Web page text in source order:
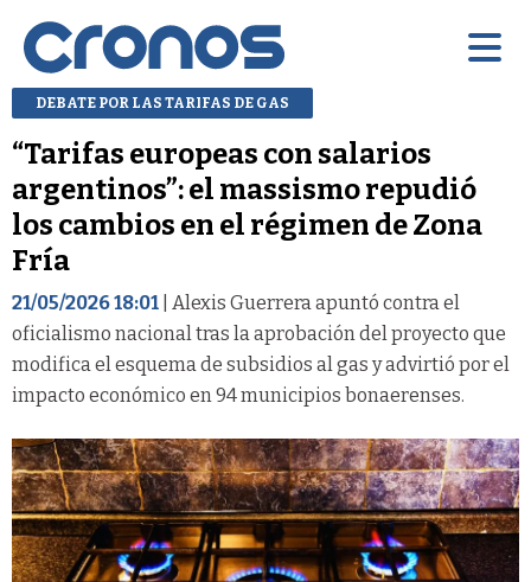
DEBATE POR LAS TARIFAS DE GAS
“Tarifas europeas con salarios
argentinos”: el massismo repudió
los cambios en el régimen de Zona
Fría
21/05/2026 18:01 | Alexis Guerrera apuntó contra el
oficialismo nacional tras la aprobación del proyecto que
modifica el esquema de subsidios al gas y advirtió por el
impacto económico en 94 municipios bonaerenses.